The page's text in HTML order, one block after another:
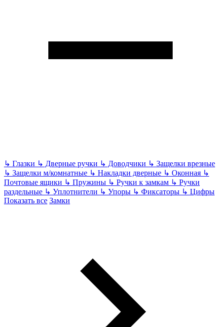
↳ Глазки ↳ Дверные ручки ↳ Доводчики ↳ Защелки врезные
↳ Защелки м/комнатные ↳ Накладки дверные ↳ Оконная ↳
Почтовые ящики ↳ Пружины ↳ Ручки к замкам ↳ Ручки
раздельные ↳ Уплотнители ↳ Упоры ↳ Фиксаторы ↳ Цифры
Показать все Замки